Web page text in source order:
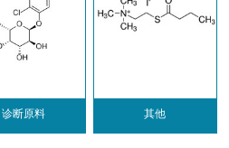
诊断原料 其他